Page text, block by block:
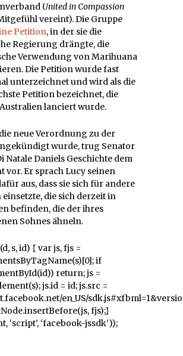
United in Compassion
vereint). Die Gruppe
Petition, in der sie die
Regierung drängte, die
Verwendung von Marihuana
Die Petition wurde fast
unterzeichnet und wird als die
Petition bezeichnet, die
lanciert wurde.
neue Verordnung zu der
wurde, trug Senator
Natale Daniels Geschichte dem
vor. Er sprach Lucy seinen
aus, dass sie sich für andere
die sich derzeit in
befinden, die der ihres
Sohnes ähneln.
s, id) { var js, fjs =
if
return; js =
js.id = id; js.src =
en_US/
fjs);}
‘script’, ‘facebook-jssdk’));